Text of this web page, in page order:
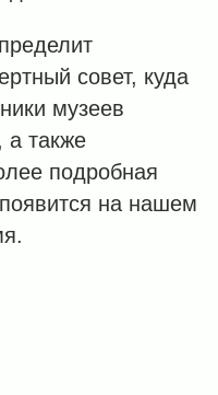
совет, куда
музеев
а также
подробная
на нашем